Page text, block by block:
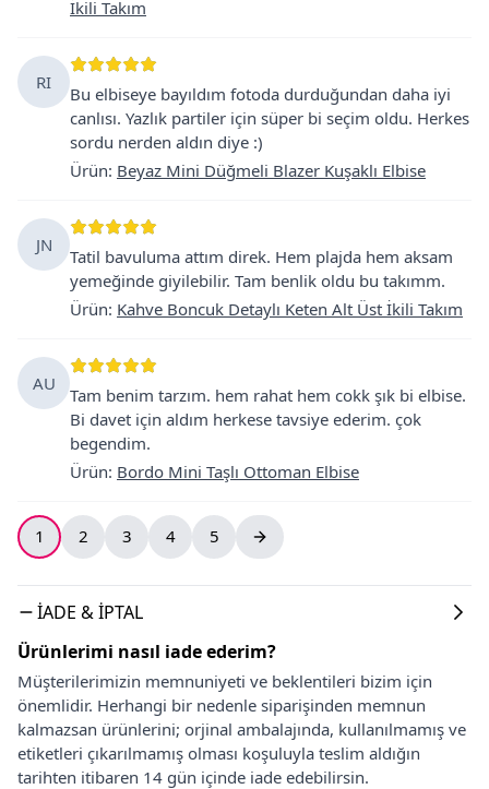
İkili Takım
RI
Bu elbiseye bayıldım fotoda durduğundan daha iyi
canlısı. Yazlık partiler için süper bi seçim oldu. Herkes
sordu nerden aldın diye :)
Ürün: Beyaz Mini Düğmeli Blazer Kuşaklı Elbise
JN
Tatil bavuluma attım direk. Hem plajda hem aksam
yemeğinde giyilebilir. Tam benlik oldu bu takımm.
Ürün: Kahve Boncuk Detaylı Keten Alt Üst İkili Takım
AU
Tam benim tarzım. hem rahat hem cokk şık bi elbise.
Bi davet için aldım herkese tavsiye ederim. çok
begendim.
Ürün: Bordo Mini Taşlı Ottoman Elbise
1 2 3 4 5
İADE & İPTAL
Ürünlerimi nasıl iade ederim?
Müşterilerimizin memnuniyeti ve beklentileri bizim için
önemlidir. Herhangi bir nedenle siparişinden memnun
kalmazsan ürünlerini; orjinal ambalajında, kullanılmamış ve
etiketleri çıkarılmamış olması koşuluyla teslim aldığın
tarihten itibaren 14 gün içinde iade edebilirsin.